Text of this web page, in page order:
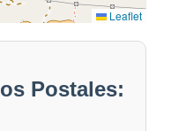
Leaflet
Postales: